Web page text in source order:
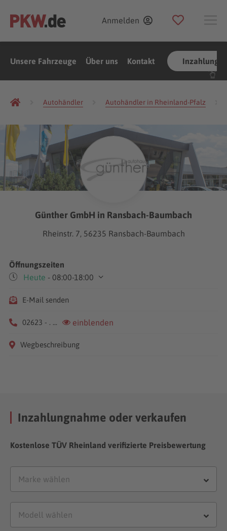
Anmelden
Unsere Fahrzeuge Über uns Kontakt
Autohändler Autohändler in Rheinland-Pfalz
Günther GmbH in Ransbach-Baumbach
Rheinstr. 7, 56235 Ransbach-Baumbach
Öffnungszeiten
Heute - 08:00-18:00
Sa
09:00-13:00
E-Mail senden
02623 - . ... einblenden
Wegbeschreibung
Inzahlungnahme oder verkaufen
Kostenlose TÜV Rheinland verifizierte Preisbewertung